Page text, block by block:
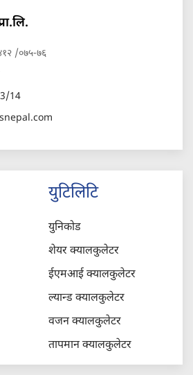
/०७५-७६
14
युटिलिटि
युनिकोड
शेयर क्यालकुलेटर
ईएमआई क्यालकुलेटर
ल्यान्ड क्यालकुलेटर
वजन क्यालकुलेटर
तापमान क्यालकुलेटर